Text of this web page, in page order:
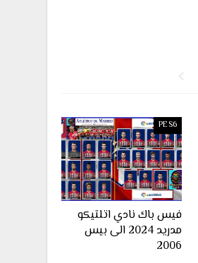
PES6
فيس باك نادي اتلتيكو
مدريد 2024 الى بيس
2006